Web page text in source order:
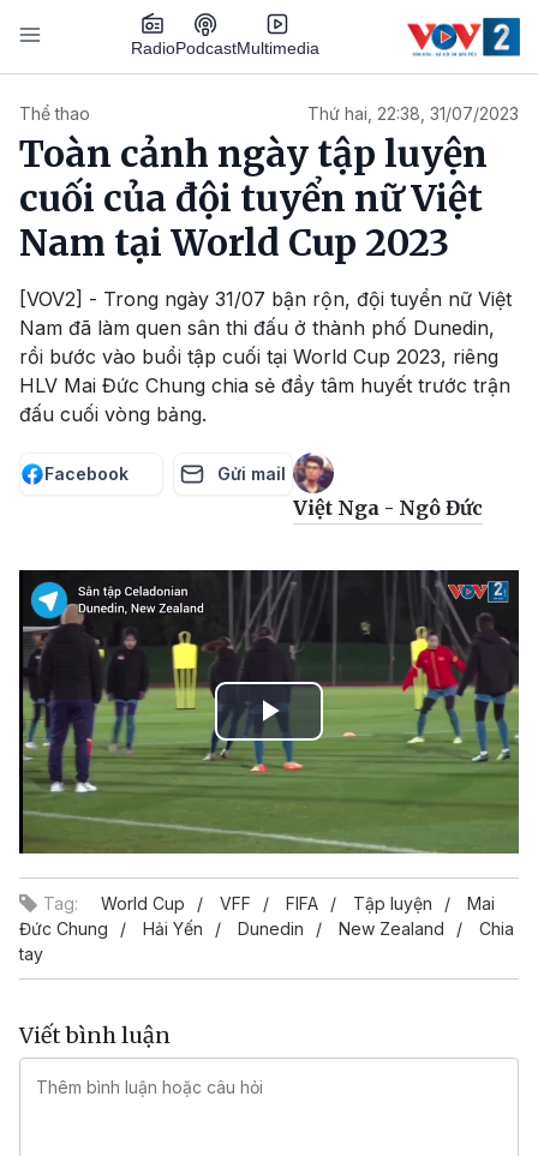
Nhảy đến nội dung
RadioPodcastMultimedia
Thể thao Thứ hai, 22:38, 31/07/2023
Toàn cảnh ngày tập luyện
cuối của đội tuyển nữ Việt
Nam tại World Cup 2023
[VOV2] - Trong ngày 31/07 bận rộn, đội tuyển nữ Việt
Nam đã làm quen sân thi đấu ở thành phố Dunedin,
rồi bước vào buổi tập cuối tại World Cup 2023, riêng
HLV Mai Đức Chung chia sẻ đầy tâm huyết trước trận
đấu cuối vòng bảng.
Facebook Gửi mail
Việt Nga - Ngô Đức
Play
Video
Tag: World Cup VFF FIFA Tập luyện
Mai
Đức Chung
Hải Yến Dunedin New Zealand
Chia
tay
Viết bình luận